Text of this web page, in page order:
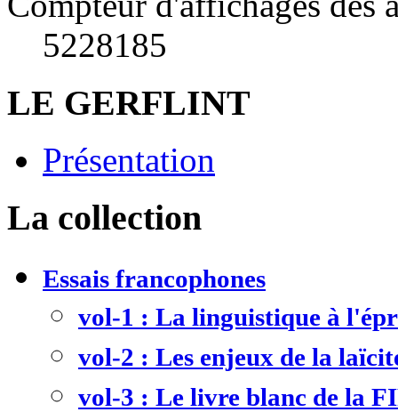
5228185
LE GERFLINT
Présentation
La collection
Essais francophones
vol-1 : La linguistique à
vol-2 : Les enjeux de la
vol-3 : Le livre blanc de la